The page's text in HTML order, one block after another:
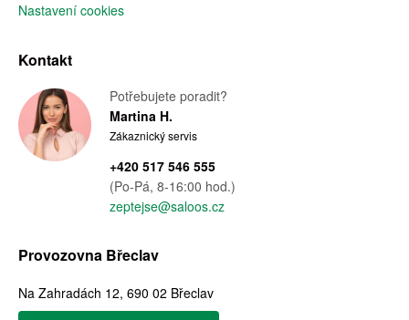
Nastavení cookies
Kontakt
Potřebujete poradit?
Martina H.
Zákaznický servis
+420 517 546 555
(Po-Pá, 8-16:00 hod.)
zeptejse@saloos.cz
Provozovna Břeclav
Na Zahradách 12, 690 02 Břeclav